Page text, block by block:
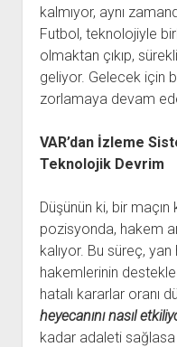
kalmıyor, aynı
Futbol, teknolojiyle
olmaktan çıkıp,
geliyor. Gelecek için
zorlamaya devam
VAR’dan İzleme
Teknolojik Devrim
Düşünün ki, bir
pozisyonda, hakem
kalıyor. Bu süreç,
hakemlerinin
hatalı kararlar oranı
heyecanını nasıl
kadar adaleti sağlasa